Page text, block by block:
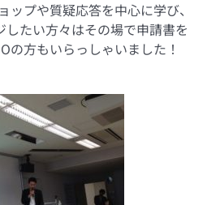
ップや質疑応答を中心に学び、
たい方々はその場で申請書を
の方もいらっしゃいました！